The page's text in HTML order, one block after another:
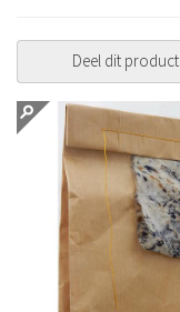
Deel dit product